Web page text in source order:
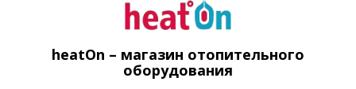
heatOn – магазин отопительного
оборудования